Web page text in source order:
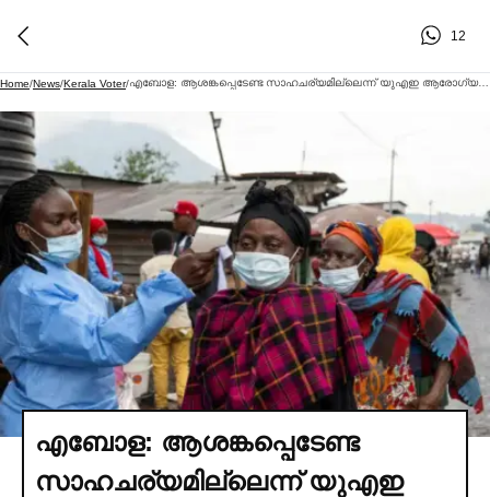
12
Home/News/Kerala Voter/ എബോള: ആശങ്കപ്പെടേണ്ട സാഹചര്യമില്ലെന്ന് യുഎഇ ആരോഗ്യ മന്ത്രാലയം
എബോള: ആശങ്കപ്പെടേണ്ട
സാഹചര്യമില്ലെന്ന് യുഎഇ